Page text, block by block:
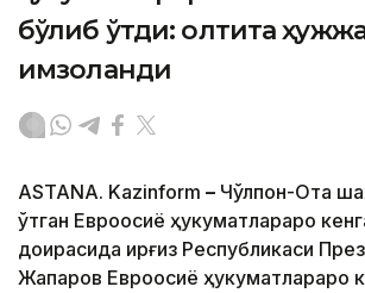
бўлиб ўтди: олтита
имзоланди
ASTANA. Kazinform – Чўлпон-Ота
ўтган Евроосиё ҳукуматлараро
доирасида Қирғиз Республикаси
Жапаров Евроосиё ҳукуматлараро